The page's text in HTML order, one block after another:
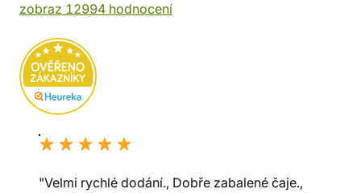
zobraz 12994 hodnocení
"Velmi rychlé dodání., Dobře zabalené čaje.,